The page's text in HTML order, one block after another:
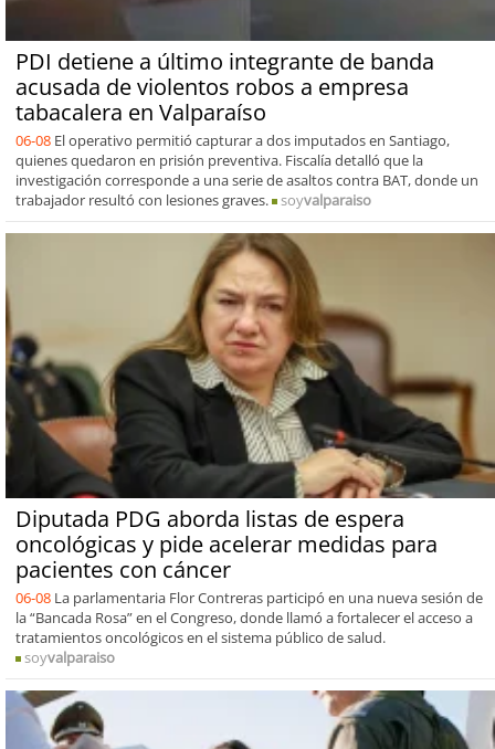
PDI detiene a último integrante de banda
acusada de violentos robos a empresa
tabacalera en Valparaíso
06-08 El operativo permitió capturar a dos imputados en Santiago,
quienes quedaron en prisión preventiva. Fiscalía detalló que la
investigación corresponde a una serie de asaltos contra BAT, donde un
trabajador resultó con lesiones graves.
soyvalparaiso
Diputada PDG aborda listas de espera
oncológicas y pide acelerar medidas para
pacientes con cáncer
06-08 La parlamentaria Flor Contreras participó en una nueva sesión de
la “Bancada Rosa” en el Congreso, donde llamó a fortalecer el acceso a
tratamientos oncológicos en el sistema público de salud.
soyvalparaiso